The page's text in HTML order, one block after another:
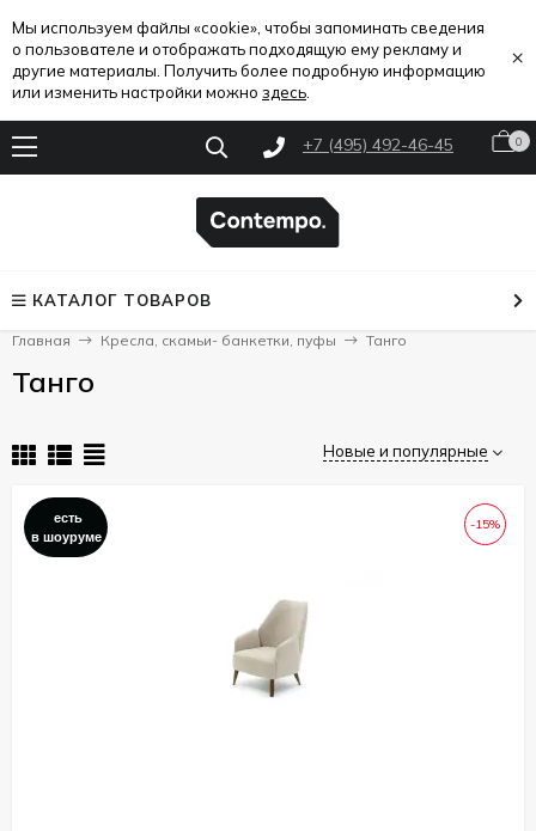
Мы используем файлы «cookie», чтобы запоминать сведения
о пользователе и отображать подходящую ему рекламу и
другие материалы. Получить более подробную информацию
или изменить настройки можно здесь
×
+7 (495) 492-46-45 0
КАТАЛОГ ТОВАРОВ
Главная Кресла, скамьи- банкетки, пуфы Танго
Танго
Новые и популярные
-15%
есть
в шоуруме